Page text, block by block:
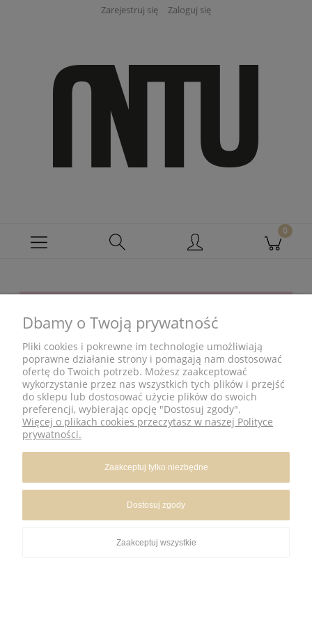
Zarejestruj się Zaloguj się
POMOC
O NAS
PŁATNOŚCI DOSTAWA ZWROTY
Copyrights © - ANTU
Dbamy o Twoją prywatność
Pliki cookies i pokrewne im technologie umożliwiają
poprawne działanie strony i pomagają nam dostosować
ofertę do Twoich potrzeb. Możesz zaakceptować
wykorzystanie przez nas wszystkich tych plików i przejść
do sklepu lub dostosować użycie plików do swoich
preferencji, wybierając opcję "Dostosuj zgody".
Więcej o plikach cookies przeczytasz w naszej Polityce
prywatności.
Zaakceptuj tylko niezbędne
Dostosuj zgody
Zaakceptuj wszystkie